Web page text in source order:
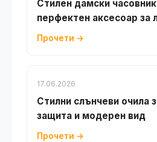
Стилен дамски
перфектен аксесоар за
Прочети →
17.06.2026
Стилни слънчеви очила
защита и модерен вид
Прочети →